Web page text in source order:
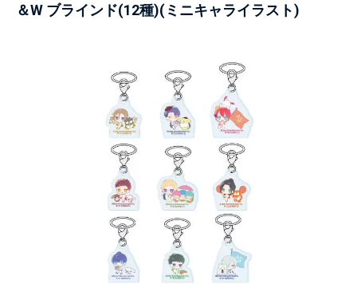
＆W ブラインド(12種)(ミニキャライラスト)